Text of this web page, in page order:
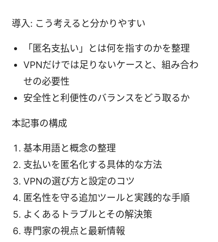
導入: こう考えると分かりやすい
「匿名支払い」とは何を指すのかを整理
VPNだけでは足りないケースと、組み合わ
せの必要性
安全性と利便性のバランスをどう取るか
本記事の構成
基本用語と概念の整理
支払いを匿名化する具体的な方法
VPNの選び方と設定のコツ
匿名性を守る追加ツールと実践的な手順
よくあるトラブルとその解決策
専門家の視点と最新情報